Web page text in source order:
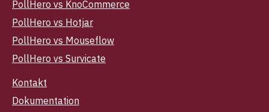
PollHero vs KnoCommerce
PollHero vs Hotjar
PollHero vs Mouseflow
PollHero vs Survicate
Kontakt
Dokumentation